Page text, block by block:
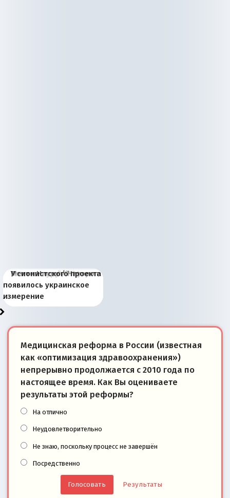
Киевская марионетка
Запада рассказала о
«переобувании» хозяев
В России назрели
перемены: 15 шагов к
суверенной экономике
Миграционный пожар
Европы
Россия начинает
сбрасывать балласт
Анкориджа
Россия зимой 1904
года: первые уступки во
внутренней политике
Русская нация вчера и
сегодня
Почему правый крах в
Варшаве не поможет её
отношениям с Россией?
Место Науру / Науэро в
современной истории
Южной Осетии
У сионистского проекта
появилось украинское
измерение
Медицинская реформа в России (известная
как «оптимизация здравоохранения»)
непрерывно продолжается с 2010 года по
настоящее время. Как Вы оцениваете
результаты этой реформы?
На отлично
Неудовлетворительно
Не знаю, поскольку процесс не завершён
Посредственно
Результаты